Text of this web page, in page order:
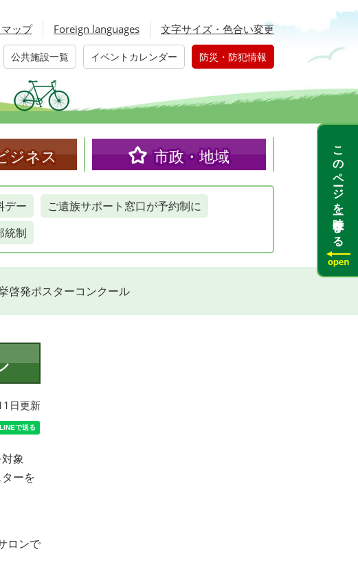
ップ Foreign languages 文字サイズ・色合い変更
公共施設一覧 イベントカレンダー 防災・防犯情報
ジネス 市政・地域
デー
ご遺族サポート窓口が予約制に
統制
啓発ポスターコンクール
日更新
象
ーを
ロンで
このページを一時保存する